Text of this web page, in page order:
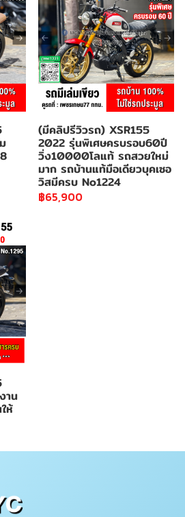
(มีคลิปรีวิวรถ) XSR155
2022 รุ่นพิเศษครบรอบ60ปี
วิ่ง10000โลแท้ รถสวยใหม่
มาก รถบ้านแท้มือเดียวบุคเซอ
วิสมีครบ No1224
฿65,900
าน
ห้